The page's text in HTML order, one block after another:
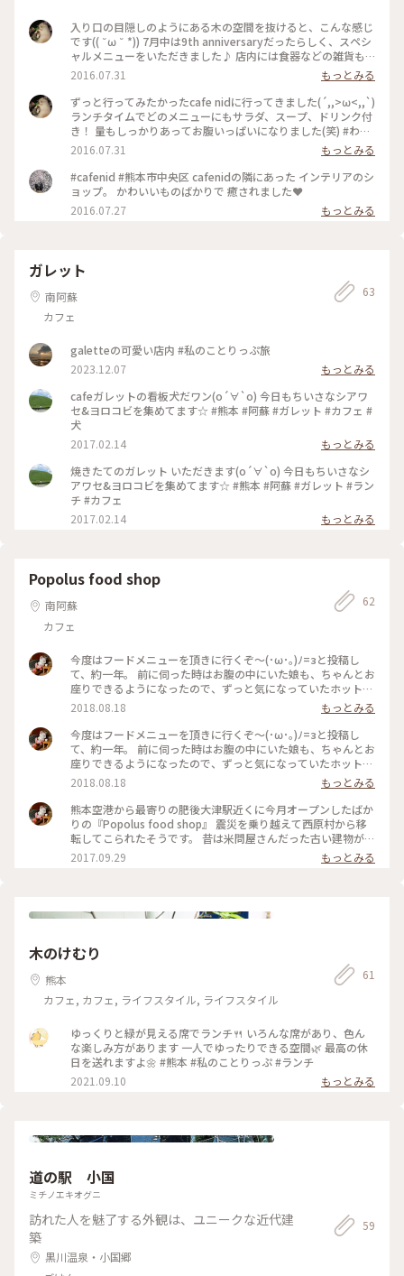
訪#甘いもの巡り#子どもと一緒
入り口の目隠しのようにある木の空間を抜けると、こんな感じ
です(( ˘ω ˘ *)) 7月中は9th anniversaryだったらしく、スペシ
ャルメニューをいただきました♪ 店内には食器などの雑貨も
置いてあり、とてもおしゃれでした！ カフェの横には雑貨屋
さん、お花屋さんも隣接しており、3つの店を楽しむ事ができ
ます(*'ω'*) #わたしの街 #カフェ
2016.07.31
もっとみる
ずっと行ってみたかったcafe nidに行ってきました(´,,>ω<,,`)
ランチタイムでどのメニューにもサラダ、スープ、ドリンク付
き！ 量もしっかりあってお腹いっぱいになりました(笑) #わた
しの街 #カフェ
2016.07.31
もっとみる
#cafenid #熊本市中央区 cafenidの隣にあった インテリアのシ
ョップ。 かわいいものばかりで 癒されました❤︎
2016.07.27
もっとみる
ガレット
南阿蘇
カフェ
63
galetteの可愛い店内 #私のことりっぷ旅
2023.12.07
もっとみる
cafeガレットの看板犬だワン(о´∀`о) 今日もちいさなシアワ
セ&ヨロコビを集めてます☆ #熊本 #阿蘇 #ガレット #カフェ #
犬
2017.02.14
もっとみる
焼きたてのガレット いただきます(о´∀`о) 今日もちいさなシ
アワセ&ヨロコビを集めてます☆ #熊本 #阿蘇 #ガレット #ラン
チ #カフェ
2017.02.14
もっとみる
Popolus food shop
南阿蘇
カフェ
62
今度はフードメニューを頂きに行くぞ〜(･ω･｡)ﾉ=зと投稿し
て、約一年。 前に伺った時はお腹の中にいた娘も、ちゃんとお
座りできるようになったので、ずっと気になっていたホットサ
ンドを求めて『Popolus food shop』へお邪魔してきました
(灬ºωº灬) お洒落なお店、爽やかな店員さん、落ち着くBGM、
可愛いわんちゃん… そんな素敵な空間でカラフルで元気の出
る“あか牛と彩り野菜のサンド”と冷たい“カフェラテ”を頂きま
した♪ 香ばしいパン＋柔らかいあか牛＋モッツァレラ＋色ん
な食感の野菜たちをオリーブオイルとお塩でパクリ！(๑´ڡ`๑)
サンドといいながら挟みきれていない、このボリュームにも大
満足でした♡ #古民家カフェ#ホットサンド#コーヒー#駅前#テ
イクアウトOK#とっておきの旅#夏色さがし#ことりっぷ熊本#
わたしの街
2018.08.18
もっとみる
今度はフードメニューを頂きに行くぞ〜(･ω･｡)ﾉ=зと投稿し
て、約一年。 前に伺った時はお腹の中にいた娘も、ちゃんとお
座りできるようになったので、ずっと気になっていたホットサ
ンドを求めて『Popolus food shop』へお邪魔してきました
(灬ºωº灬) お洒落なお店、爽やかな店員さん、落ち着くBGM、
可愛いわんちゃん… そんな素敵な空間でカラフルで元気の出
る“あか牛と彩り野菜のサンド”と冷たい“カフェラテ”を頂きま
した♪ 香ばしいパン＋柔らかいあか牛＋モッツァレラ＋色ん
な食感の野菜たちをオリーブオイルとお塩でパクリ！(๑´ڡ`๑)
サンドといいながら挟みきれていない、このボリュームにも大
2018.08.18
もっとみる
熊本空港から最寄りの肥後大津駅近くに今月オープンしたばか
りの『Popolus food shop』 震災を乗り越えて西原村から移
転してこられたそうです。 昔は米問屋さんだった古い建物が、
こんなオシャレなカフェに変身するなんて♡ お店の前では可
愛い看板犬がお出迎え( ´艸｀) テイクアウト中心ということで
時間だったので小腹を満たすためホットコーヒーをテイクアウ
#カフェ#犬#テイクアウト#サンドイッチ#ホットドッグ#珈琲#
コーヒー#古民家#リノベーション#レトロ#ことりっぷ熊本
2017.09.29 もっとみる
木のけむり
熊本
カフェ, カフェ, ライフスタイル, ライフスタイル
61
ゆっくりと緑が見える席でランチ🍴 いろんな席があり、色ん
な楽しみ方があります 一人でゆったりできる空間🌿 最高の休
日を送れますよ🌼 #熊本 #私のことりっぷ #ランチ
2021.09.10
もっとみる
道の駅 小国
ミチノエキオグニ
訪れた人を魅了する外観は、ユニークな近代建
築
黒川温泉・小国郷
59